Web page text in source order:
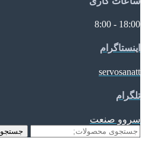
18:00 - 8:00
اینستاگرام
servosanatt
تلگرام
سروو صنعت
جستجو
جستجو